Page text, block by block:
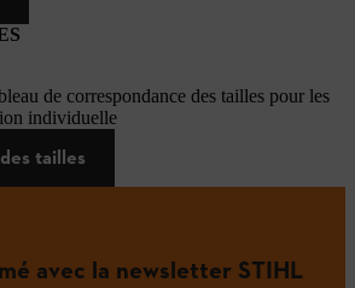
de correspondance des tailles pour les
individuelle
tailles
avec la newsletter STIHL